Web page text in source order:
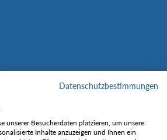
Datenschutzbestimmungen
unserer Besucherdaten platzieren, um unsere
Inhalte anzuzeigen und Ihnen ein